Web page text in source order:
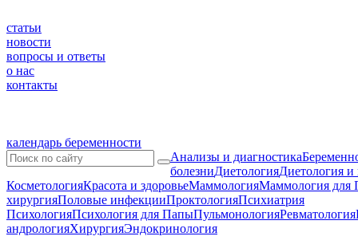
статьи
новости
вопросы и ответы
о нас
контакты
календарь беременности
Анализы и диагностика
болезниДиетологияДиетология и
КосметологияКрасота и здоровьеМаммологияМаммология для
хирургияПоловые инфекцииПроктологияПсихиатрия
ПсихологияПсихология для ПапыПульмонологияРевматология
андрологияХирургияЭндокринология